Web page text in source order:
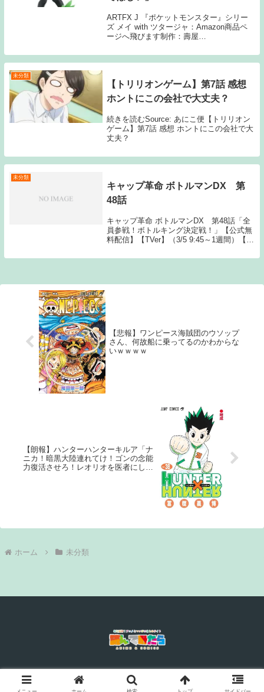
ARTFX J 『ポケットモンスター』シリー
ズ メイ with ツタージャ：Amazon商品ペ
ージへ飛びます制作：壽屋
7日(金) 海外ポケモンファン「ポケモンス
ナップ良いじゃん！ゲームフリ...
未分類
【トリリオンゲーム】第7話 感想
ホントにこの会社で大丈夫？
続きを読むSource: あにこ便【トリリオン
ゲーム】第7話 感想 ホントにこの会社で大
丈夫？
未分類
キャップ革命 ボトルマンDX 第
48話
キャップ革命 ボトルマンDX 第48話「全
員参戦！ボトルキング決定戦！」【公式無
料配信】【TVer】（3/5 9:45～1週間）【公
【Amazonプライム】 【dアニメストア】
【悲報】ワンピース海賊団のウソップ
さん、何故船に乗ってるのかわからな
いｗｗｗｗ
【朗報】ハンターハンターキルア「ナ
ニカ！暗黒大陸連れてけ！ゴンの念能
力復活させろ！レオリオを医者にし
ホーム 未分類
© 2018 読んでみたら.